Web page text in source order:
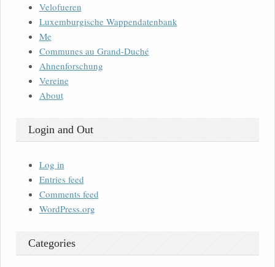
Velofueren
Luxemburgische Wappendatenbank
Me
Communes au Grand-Duché
Ahnenforschung
Vereine
About
Login and Out
Log in
Entries feed
Comments feed
WordPress.org
Categories